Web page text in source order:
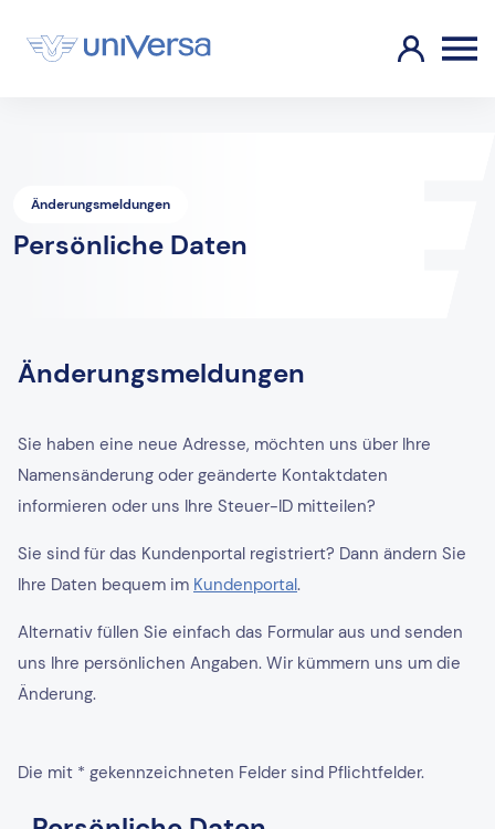
Änderungsmeldungen
Persönliche Daten
Änderungsmeldungen
Sie haben eine neue Adresse, möchten uns über Ihre
Namensänderung oder geänderte Kontaktdaten
informieren oder uns Ihre Steuer-ID mitteilen?
Sie sind für das Kundenportal registriert? Dann ändern Sie
Ihre Daten bequem im Kundenportal.
Alternativ füllen Sie einfach das Formular aus und senden
uns Ihre persönlichen Angaben. Wir kümmern uns um die
Änderung.
Die mit * gekennzeichneten Felder sind Pflichtfelder.